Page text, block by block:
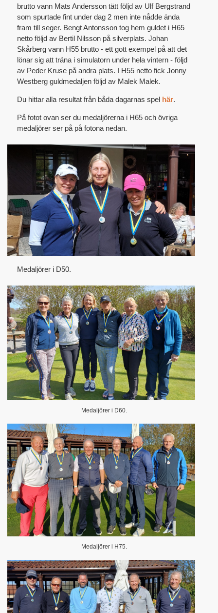
brutto vann Mats Andersson tätt följd av Ulf Bergstrand
som spurtade fint under dag 2 men inte nådde ända
fram till seger. Bengt Antonsson tog hem guldet i H65
netto följd av Bertil Nilsson på silverplats. Johan
Skårberg vann H55 brutto - ett gott exempel på att det
lönar sig att träna i simulatorn under hela vintern - följd
av Peder Kruse på andra plats. I H55 netto fick Jonny
Westberg guldmedaljen följd av Malek Malek.
Du hittar alla resultat från båda dagarnas spel här.
På fotot ovan ser du medaljörerna i H65 och övriga
medaljörer ser på på fotona nedan.
Medaljörer i D50.
Medaljörer i D60.
Medaljörer i H75.